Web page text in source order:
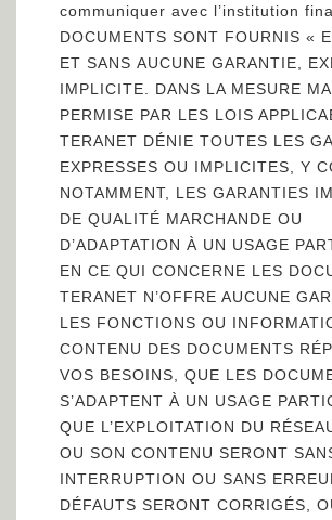
communiquer avec l’institution
DOCUMENTS SONT FOURNIS «
ET SANS AUCUNE GARANTIE,
IMPLICITE. DANS LA MESURE
PERMISE PAR LES LOIS
TERANET DÉNIE TOUTES LES
EXPRESSES OU IMPLICITES, Y
NOTAMMENT, LES GARANTIES
DE QUALITÉ MARCHANDE OU
D’ADAPTATION À UN USAGE
EN CE QUI CONCERNE LES
TERANET N’OFFRE AUCUNE
LES FONCTIONS OU
CONTENU DES DOCUMENTS
VOS BESOINS, QUE LES
S’ADAPTENT À UN USAGE
QUE L’EXPLOITATION DU
OU SON CONTENU SERONT
INTERRUPTION OU SANS
DÉFAUTS SERONT CORRIGÉS,